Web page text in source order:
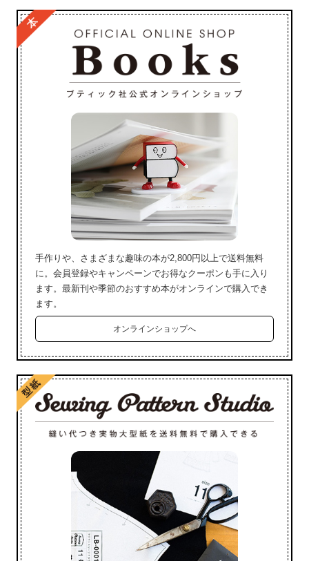
手作りや、さまざまな趣味の本が2,800円以上で送料無料
に。会員登録やキャンペーンでお得なクーポンも手に入り
ます。最新刊や季節のおすすめ本がオンラインで購入でき
ます。
オンラインショップへ